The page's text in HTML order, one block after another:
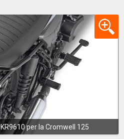
per la Cromwell 125